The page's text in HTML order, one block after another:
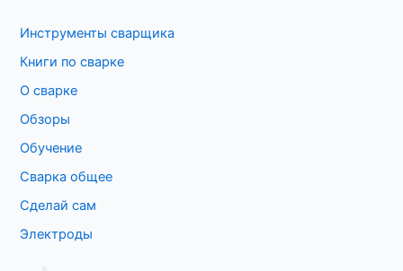
к
:
Инструменты сварщика
Книги по сварке
О сварке
Обзоры
Обучение
Сварка общее
Сделай сам
Электроды